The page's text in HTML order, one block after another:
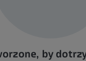
by